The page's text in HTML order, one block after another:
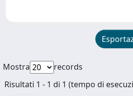
Mostra
records
Risultati 1 - 1 di 1 (tempo di